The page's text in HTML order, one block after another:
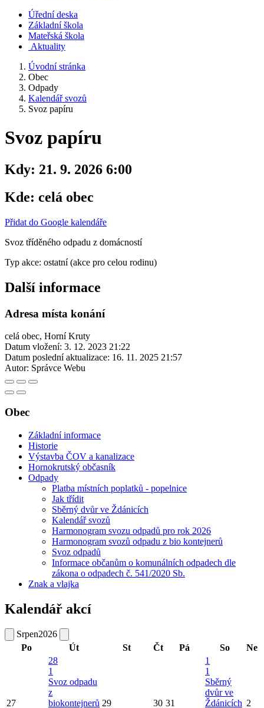
Úřední deska
Základní škola
Mateřská škola
Aktuality
Úvodní stránka
Obec
Odpady
Kalendář svozů
Svoz papíru
Svoz papíru
Kdy: 21. 9. 2026 6:00
Kde: celá obec
Přidat do Google kalendáře
Svoz tříděného odpadu z domácností
Typ akce: ostatní (akce pro celou rodinu)
Další informace
Adresa místa konání
celá obec, Horní Kruty
Datum vložení: 3. 12. 2023 21:22
Datum poslední aktualizace: 16. 11. 2025 21:57
Autor: Správce Webu
Obec
Základní informace
Historie
Výstavba ČOV a kanalizace
Hornokrutský občasník
Odpady
Platba místních poplatků - popelnice
Jak třídit
Sběrný dvůr ve Ždánicích
Kalendář svozů
Harmonogram svozu odpadů pro rok 2026
Harmonogram svozů odpadu z bio kontejnerů
Svoz odpadů
Informace občanům o komunálních odpadech dle
zákona o odpadech č. 541/2020 Sb.
Znak a vlajka
Kalendář akcí
Srpen2026
Po
Út St Čt Pá So Ne
27
28
1
Svoz odpadu
z
biokontejnerů 29 30 31
1
1
Sběrný
dvůr ve
Ždánicích 2